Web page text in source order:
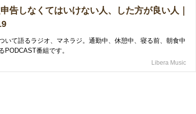
告しなくてはいけない人、した方が良い人｜
いて語るラジオ、マネラジ。通勤中、休憩中、寝る前、朝食中
PODCAST番組です。
Libera Music